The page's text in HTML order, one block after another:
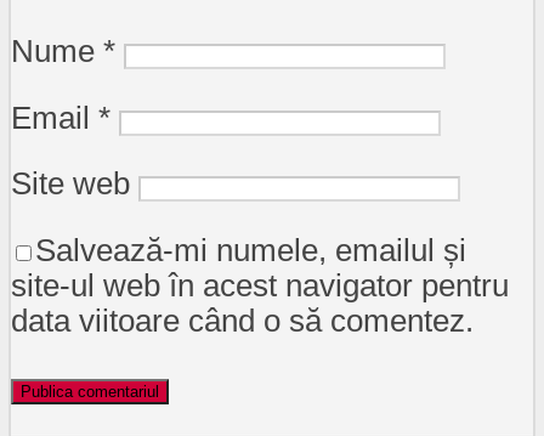
Nume *
Email *
Site web
Salvează-mi numele, emailul și
site-ul web în acest navigator pentru
data viitoare când o să comentez.